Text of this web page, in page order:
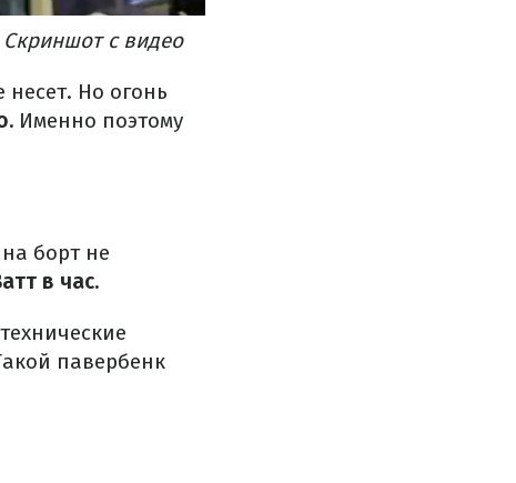
с видео
несет. Но огонь
Именно поэтому
борт не
в час.
павербенк